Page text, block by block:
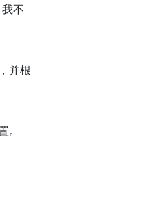
不
并根
。